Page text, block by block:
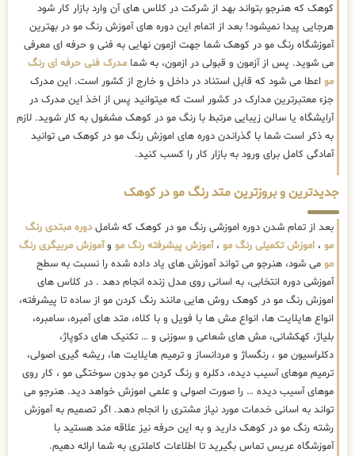
کوهک که هنرجو بتواند بهد از شرکت در کلاس های آن وارد بازار کار شود
هرجایی پیدا نمیشود! بعد از اتمام این دوره های آموزش رنگ مو در بهترین
آموزشگاه رنگ مو در کوهک شما جهت ازمون نهایی به فنی و حرفه ای معرفی
می شوید. پس از آزمون و قبولی در ازمون، به شما مدرک فنی حرفه ای رنگ
مو اعطا می شود که قابل استناد در داخل و خارج از کشور است. این مدرک
جزء معتبرترین مدارک در کشور است که میتوانید پس از اخذ این مدرک در
آرایشگاه یا سالن زیبایی مرتبط با رنگ مو در کوهک مشغول به کار شوید. لازم
به ذکر است شما با گذراندن دوره های اموزش رنگ مو در کوهک می توانید
آمادگی کامل برای ورود به بازار کار را کسب کنید.
جدیدترین و بروزترین متد رنگ مو در کوهک
بعد از تمام شدن دوره اموزشی رنگ مو در کوهک که شاملدوره مبتدی رنگ
مو ، اموزش تکمیلی رنگ مو ،آموزش پیشرفته رنگ مو وآموزش مربیگری رنگ
مو می شود، هنرجو می تواند آموزش های یاد داده شده را نسبت به سطح
آموزشی دوره انتخابی، به اسانی روی مدل زنده انجام دهد . در کلاس های
اموزش رنگ مو در کوهک روش هایی مانند رنگ کردن مو از ساده تا پیشرفته،
انواع هایلایت ها، انواع مش ها با فویل و با کلاه، متد های آمبره، سامبره،
بلیاژ، کهکشانی، مش های شعاعی و سوزنی و … تکنیک های دکوپاژ،
دکلراسیون مو ، رنگساژ و مردانساز و ترمیم هایلایت ها، ریشه گیری اصولی،
ترمیم موهای آسیب دیده، دکلره و رنگ کردن مو بدون سوختگی مو ، کار روی
موهای آسیب دیده … را صورت اصولی و علمی اموزش خواهد دید. هنرجو می
تواند به اسانی خدمات مورد نیاز مشتری را انجام دهد. اگر تصمیم به آموزش
رشته رنگ مو در کوهک دارید و به این حرفه نیز علاقه مند هستید با
آموزشگاه عریس تماس بگیرید تا اطلاعات کاملتری به شما ارائه دهیم.